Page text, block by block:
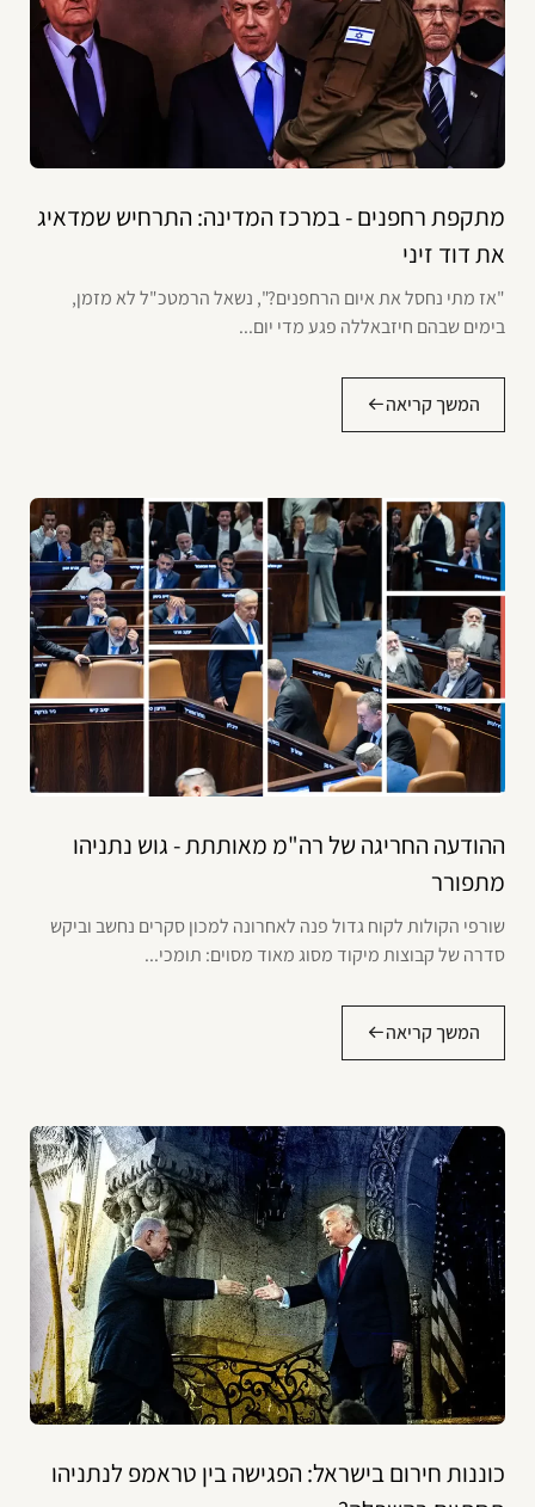
מתקפת רחפנים - במרכז המדינה: התרחיש שמדאיג
את דוד זיני
"אז מתי נחסל את איום הרחפנים?", נשאל הרמטכ"ל לא מזמן,
בימים שבהם חיזבאללה פגע מדי יום...
המשך קריאה
ההודעה החריגה של רה"מ מאותתת - גוש נתניהו
מתפורר
שורפי הקולות לקוח גדול פנה לאחרונה למכון סקרים נחשב וביקש
סדרה של קבוצות מיקוד מסוג מאוד מסוים: תומכי...
המשך קריאה
כוננות חירום בישראל: הפגישה בין טראמפ לנתניהו